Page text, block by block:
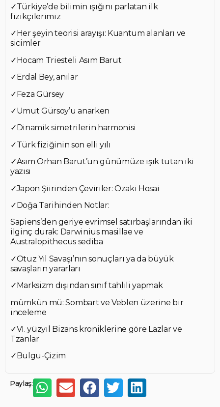
✓Türkiye’de bilimin ışığını parlatan ilk
fizikçilerimiz
✓Her şeyin teorisi arayışı: Kuantum alanları ve
sicimler
✓Hocam Triesteli Asım Barut
✓Erdal Bey, anılar
✓Feza Gürsey
✓Umut Gürsoy’u anarken
✓Dinamik simetrilerin harmonisi
✓Türk fiziğinin son elli yılı
✓Asım Orhan Barut’un günümüze ışık tutan iki
yazısı
✓Japon Şiirinden Çeviriler: Ozaki Hosai
✓Doğa Tarihinden Notlar:
Sapiens’den geriye evrimsel satırbaşlarından iki
ilginç durak: Darwinius masillae ve
Australopithecus sediba
✓Otuz Yıl Savaşı’nın sonuçları ya da büyük
savaşların yararları
✓Marksizm dışından sınıf tahlili yapmak
mümkün mü: Sombart ve Veblen üzerine bir
inceleme
✓VI. yüzyıl Bizans kroniklerine göre Lazlar ve
Tzanlar
✓Bulgu-Çizim
Paylaş: